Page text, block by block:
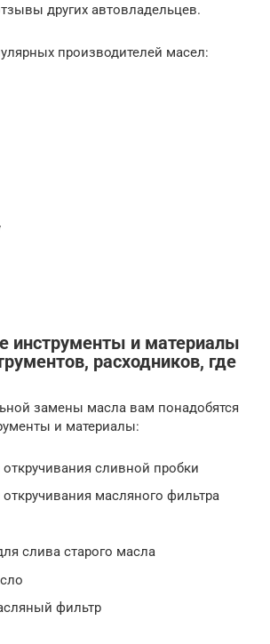
других автовладельцев.
производителей масел:
инструменты и материалы
расходников, где
замены масла вам понадобятся
и материалы:
сливной пробки
масляного фильтра
слива старого масла
фильтр